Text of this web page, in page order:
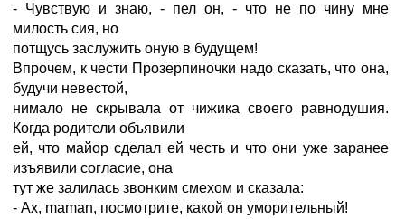
- Чувствую и знаю, - пел он, - что не по чину мне
милость сия, но
потщусь заслужить оную в будущем!
Впрочем, к чести Прозерпиночки надо сказать, что она,
будучи невестой,
нимало не скрывала от чижика своего равнодушия.
Когда родители объявили
ей, что майор сделал ей честь и что они уже заранее
изъявили согласие, она
тут же залилась звонким смехом и сказала:
- Ах, maman, посмотрите, какой он уморительный!